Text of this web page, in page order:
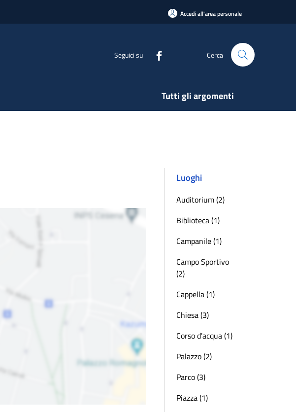
Accedi all'area personale
Seguici su Cerca
Tutti gli argomenti
Luoghi
Auditorium (2)
Biblioteca (1)
Campanile (1)
Campo Sportivo
(2)
Cappella (1)
Chiesa (3)
Corso d'acqua (1)
Palazzo (2)
Parco (3)
Piazza (1)